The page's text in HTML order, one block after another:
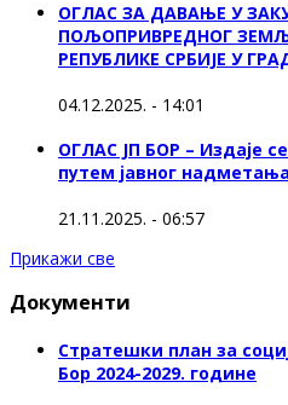
ОГЛАС ЗА ДАВАЊЕ У
ПОЉОПРИВРЕДНОГ
РЕПУБЛИКЕ СРБИЈЕ У
04.12.2025. - 14:01
ОГЛАС ЈП БОР – Издаје
путем јавног надметања
21.11.2025. - 06:57
Прикажи све
Документи
Стратешки план за
Бор 2024-2029. године